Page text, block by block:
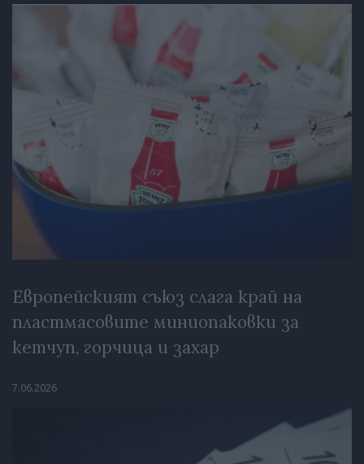
Европейският съюз слага край на
пластмасовите миниопаковки за
кетчуп, горчица и захар
7.06.2026